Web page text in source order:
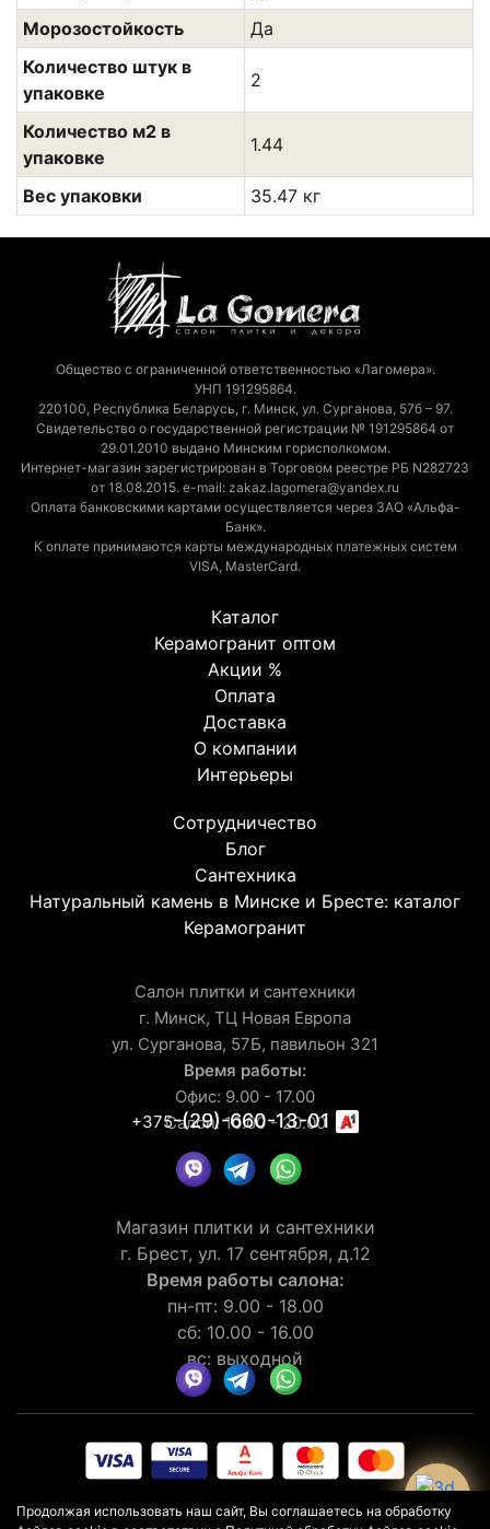
Морозостойкость
Да
Количество штук в
упаковке
2
Количество м2 в
упаковке
1.44
Вес упаковки 35.47 кг
Общество с ограниченной ответственностью «Лагомера».
УНП 191295864.
220100, Республика Беларусь, г. Минск, ул. Сурганова, 57б – 97.
Свидетельство о государственной регистрации № 191295864 от
29.01.2010 выдано Минским горисполкомом.
Интернет-магазин зарегистрирован в Торговом реестре РБ N282723
от 18.08.2015. e-mail: zakaz.lagomera@yandex.ru
Оплата банковскими картами осуществляется через ЗАО «Альфа-
Банк».
К оплате принимаются карты международных платежных систем
VISA, MasterCard.
Каталог
Керамогранит оптом
Акции %
Оплата
Доставка
О компании
Интерьеры
Сотрудничество
Блог
Сантехника
Натуральный камень в Минске и Бресте: каталог
Керамогранит
Салон плитки и сантехники
г. Минск, ТЦ Новая Европа
ул. Сурганова, 57Б, павильон 321
Время работы:
Офис: 9.00 - 17.00
Салон: 10.00 - 20.00
+375-(29)-660-13-01
Магазин плитки и сантехники
г. Брест, ул. 17 сентября, д.12
Время работы салона:
пн-пт: 9.00 - 18.00
сб: 10.00 - 16.00
вс: выходной
отзывов 30 клиентов
Продолжая использовать наш сайт, Вы соглашаетесь на обработку